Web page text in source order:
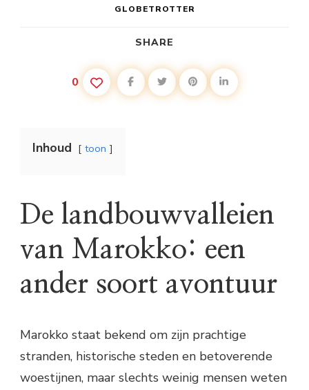
GLOBETROTTER
SHARE
0
Inhoud toon
De landbouwvalleien
van Marokko: een
ander soort avontuur
Marokko staat bekend om zijn prachtige
stranden, historische steden en betoverende
woestijnen, maar slechts weinig mensen weten